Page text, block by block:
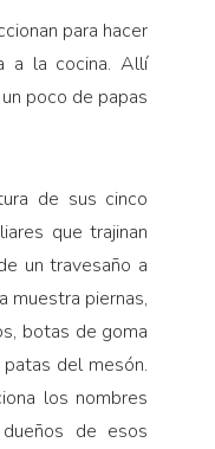
para hacer
a la cocina. Allí
poco de papas
de sus cinco
que trajinan
un travesaño a
muestra piernas,
botas de goma
del mesón.
los nombres
de esos